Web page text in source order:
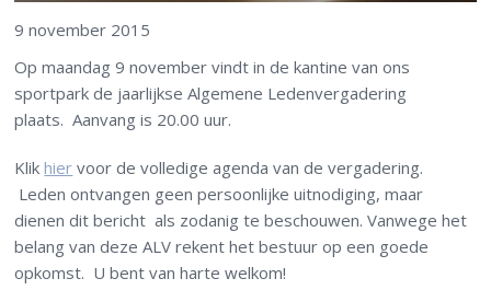
9 november 2015
Op maandag 9 november vindt in de kantine van ons
sportpark de jaarlijkse Algemene Ledenvergadering
plaats. Aanvang is 20.00 uur.
Klikhier voor de volledige agenda van de vergadering.
Leden ontvangen geen persoonlijke uitnodiging, maar
dienen dit bericht als zodanig te beschouwen. Vanwege het
belang van deze ALV rekent het bestuur op een goede
opkomst. U bent van harte welkom!